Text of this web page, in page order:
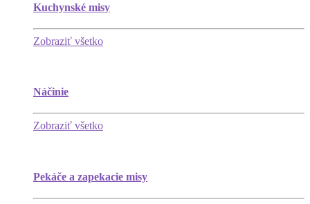
Kuchynské misy
Zobraziť všetko
Náčinie
Zobraziť všetko
Pekáče a zapekacie misy